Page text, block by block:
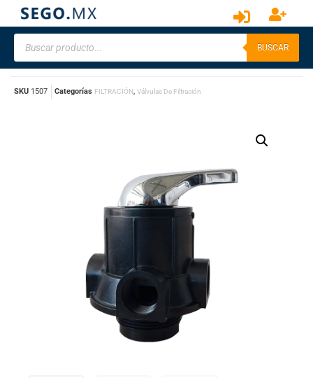
BUSCAR
SKU 1507 Categorías FILTRACIÓN, Válvulas De Filtración